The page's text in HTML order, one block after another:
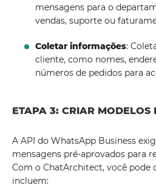
mensagens para o
vendas, suporte ou
Coletar informações:
cliente, como nomes,
números de pedidos para
ETAPA 3: CRIAR MODELOS
A API do WhatsApp Business
mensagens pré-aprovados para
Com o ChatArchitect, você pode
incluem: